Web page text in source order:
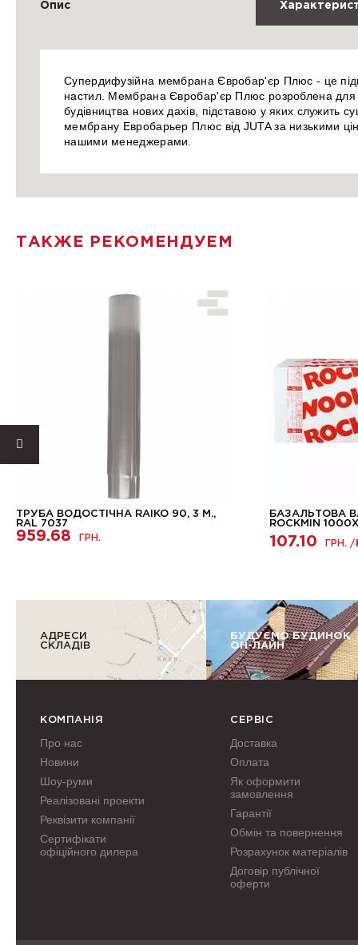
Опис
Супердифузійна мембрана Євробар'єр Плюс - це
настил. Мембрана Євробар'єр Плюс розроблена для
будівництва нових дахів, підставою у яких служить
мембрану Евробарьер Плюс від JUTA за низькими
нашими менеджерами.
ТАКЖЕ РЕКОМЕНДУЕМ
ТРУБА ВОДОСТІЧНА RAIKO 90, 3 М.,
RAL 7037
959.68 ГРН.
БАЗАЛЬТОВА
ROCKMIN
107.10 ГРН. /
АДРЕСИ
СКЛАДІВ
БУДУЄМО БУДИНОК
ОН-ЛАЙН
КОМПАНІЯ
Про нас
Новини
Шоу-руми
Реалізовані проекти
Реквізити компанії
Сертифікати
офіційного дилера
СЕРВІС
Доставка
Оплата
Як оформити
замовлення
Гарантії
Обмін та повернення
Розрахунок матеріалів
Договір публічної
оферти